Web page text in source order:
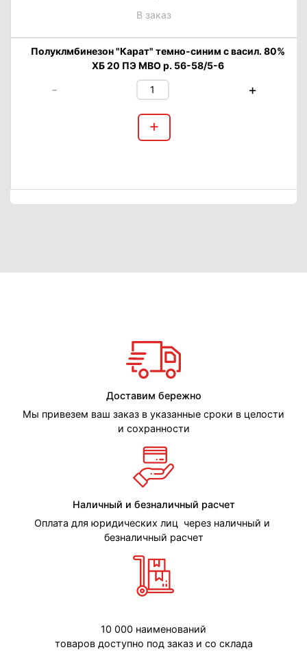
В заказ
Полуклмбинезон "Карат" темно-синим с васил. 80%
ХБ 20 ПЭ МВО р. 56-58/5-6
- +
+
Доставим бережно
Мы привезем ваш заказ в указанные сроки в целости
и сохранности
Наличный и безналичный расчет
Оплата для юридических лиц через наличный и
безналичный расчет
10 000 наименований
товаров доступно под заказ и со склада